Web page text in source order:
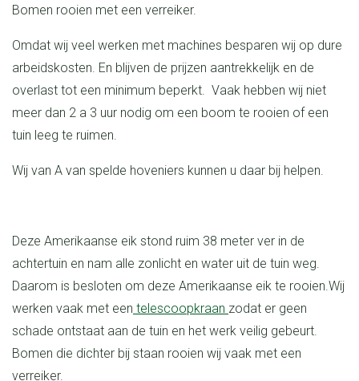
bomen rooien met een verreiker.
Omdat wij veel werken met machines besparen wij op dure
arbeidskosten. En blijven de prijzen aantrekkelijk en de
overlast tot een minimum beperkt. Vaak hebben wij niet
meer dan 2 a 3 uur nodig om een boom te rooien of een
tuin leeg te ruimen.
Wij van A van spelde hoveniers kunnen u daar bij helpen.
Deze Amerikaanse eik stond ruim 38 meter ver in de
achtertuin en nam alle zonlicht en water uit de tuin weg.
Daarom is besloten om deze Amerikaanse eik te rooien.Wij
werken vaak met een telescoopkraan zodat er geen
schade ontstaat aan de tuin en het werk veilig gebeurt.
Bomen die dichter bij staan rooien wij vaak met een
verreiker.